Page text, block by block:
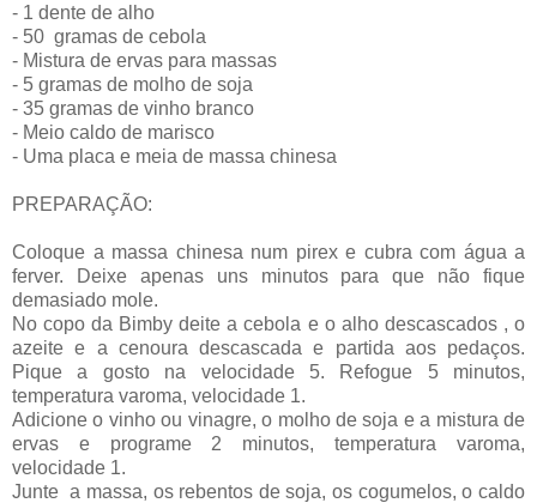
- 1 dente de alho
- 50 gramas de cebola
- Mistura de ervas para massas
- 5 gramas de molho de soja
- 35 gramas de vinho branco
- Meio caldo de marisco
- Uma placa e meia de massa chinesa
PREPARAÇÃO:
Coloque a massa chinesa num pirex e cubra com água a
ferver. Deixe apenas uns minutos para que não fique
demasiado mole.
No copo da Bimby deite a cebola e o alho descascados , o
azeite e a cenoura descascada e partida aos pedaços.
Pique a gosto na velocidade 5. Refogue 5 minutos,
temperatura varoma, velocidade 1.
Adicione o vinho ou vinagre, o molho de soja e a mistura de
ervas e programe 2 minutos, temperatura varoma,
velocidade 1.
Junte a massa, os rebentos de soja, os cogumelos, o caldo